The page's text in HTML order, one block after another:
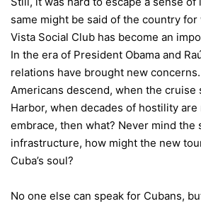
same might be said of the country
Vista Social Club has become an
In the era of President Obama and
relations have brought new
Americans descend, when the cruise
Harbor, when decades of hostility are
embrace, then what? Never mind the
infrastructure, how might the new
Cuba’s soul?
No one else can speak for Cubans,